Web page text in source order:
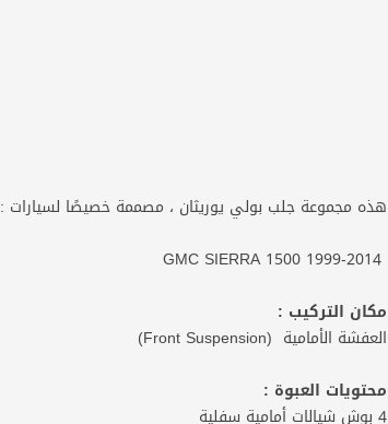
هذه مجموعة جلب بولي يوريثان ، مصممة خصيصًا لسيارات :
مكان التركيب :
العفشة الأمامية (Front Suspension)
محتويات العبوة :
4 بوش شيالات أمامية سفلية